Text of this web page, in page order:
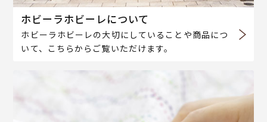
ホビーラホビーレについて
ホビーラホビーレの大切にしていることや商品につ
いて、こちらからご覧いただけます。